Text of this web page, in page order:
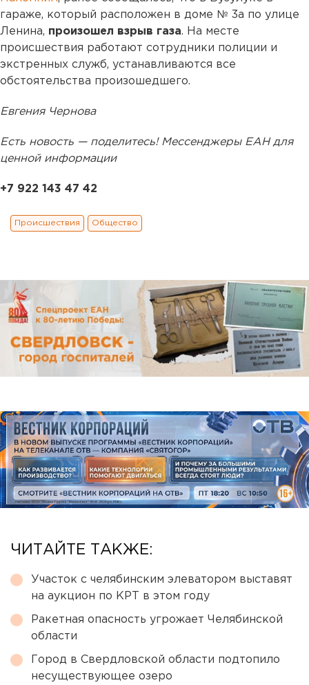
гараже, который расположен в доме № 3а по улице
Ленина, произошел взрыв газа. На месте
происшествия работают сотрудники полиции и
экстренных служб, устанавливаются все
обстоятельства произошедшего.
Евгения Чернова
Есть новость — поделитесь! Мессенджеры ЕАН для
ценной информации
+7 922 143 47 42
Происшествия Общество
ЧИТАЙТЕ ТАКЖЕ:
Участок с челябинским элеватором выставят
на аукцион по КРТ в этом году
Ракетная опасность угрожает Челябинской
области
Город в Свердловской области подтопило
несуществующее озеро